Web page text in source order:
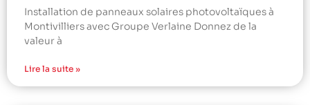
Installation de panneaux solaires photovoltaïques à
Montivilliers avec Groupe Verlaine Donnez de la
valeur à
Lire la suite »